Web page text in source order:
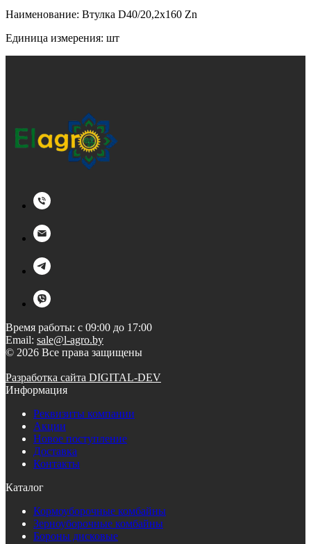
Наименование: Втулка D40/20,2x160 Zn
Единица измерения: шт
Время работы: с 09:00 до 17:00
Email: sale@l-agro.by
© 2026 Все права защищены
Разработка сайта DIGITAL-DEV
Информация
Реквизиты компании
Акции
Новое поступление
Доставка
Контакты
Каталог
Кормоуборочные комбайны
Зерноуборочные комбайны
Бороны дисковые